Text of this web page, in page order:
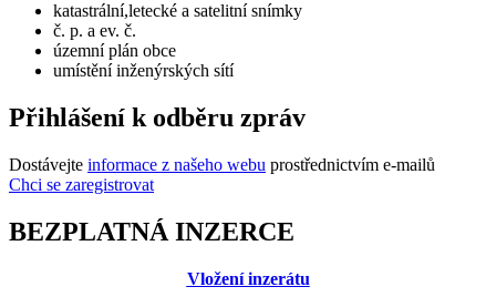
katastrální,letecké a satelitní snímky
č. p. a ev. č.
územní plán obce
umístění inženýrských sítí
Přihlášení k odběru zpráv
Dostávejte informace z našeho webu prostřednictvím e-mailů
Chci se zaregistrovat
BEZPLATNÁ INZERCE
Vložení inzerátu